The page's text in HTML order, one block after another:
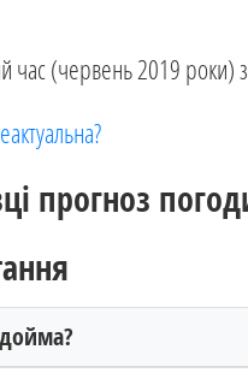
час (червень 2019 роки)
прогноз